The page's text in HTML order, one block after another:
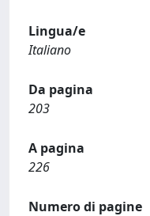
Lingua/e
Italiano
Da pagina
203
A pagina
226
Numero di pagine